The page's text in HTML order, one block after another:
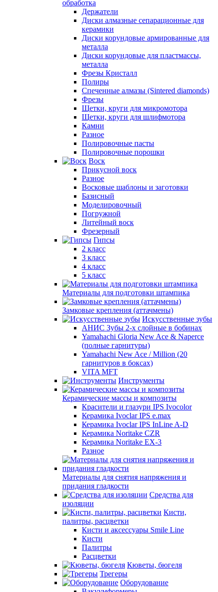
обработка
Держатели
Диски алмазные сепарационные для
керамики
Диски корундовые армированные для
металла
Диски корундовые для пластмассы,
металла
Фрезы Кристалл
Полиры
Спеченные алмазы (Sintered diamonds)
Фрезы
Щетки, круги для микромотора
Щетки, круги для шлифмотора
Камни
Разное
Полировочные пасты
Полировочные порошки
Воск
Прикусной воск
Разное
Восковые шаблоны и заготовки
Базисный
Моделировочный
Погружной
Литейный воск
Фрезерный
Гипсы
2 класс
3 класс
4 класс
5 класс
Материалы для подготовки штампика
Замковые крепления (аттачмены)
Искусственные зубы
АНИС Зубы 2-х слойные в бобинах
Yamahachi Gloria New Ace & Naperce
(полные гарнитуры)
Yamahachi New Ace / Million (20
гарнитуров в боксах)
VITA MFT
Инструменты
Керамические массы и композиты
Красители и глазури IPS Ivocolor
Керамика Ivoclar IPS e.max
Керамика Ivoclar IPS InLine A-D
Керамика Noritake CZR
Керамика Noritake EX-3
Разное
Материалы для снятия напряжения и
придания гладкости
Средства для
изоляции
Кисти,
палитры, расцветки
Кисти и аксессуары Smile Line
Кисти
Палитры
Расцветки
Кюветы, бюгеля
Трегеры
Оборудование